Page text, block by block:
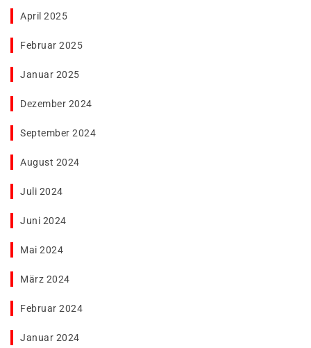
April 2025
Februar 2025
Januar 2025
Dezember 2024
September 2024
August 2024
Juli 2024
Juni 2024
Mai 2024
März 2024
Februar 2024
Januar 2024